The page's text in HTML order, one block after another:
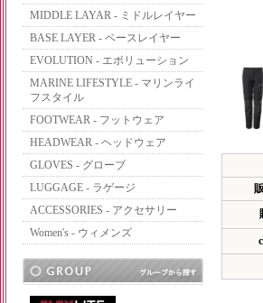
MIDDLE LAYAR - ミドルレイヤー
BASE LAYER - ベースレイヤー
EVOLUTION - エボリューション
MARINE LIFESTYLE - マリンライ
フスタイル
FOOTWEAR - フットウェア
HEADWEAR - ヘッドウェア
GLOVES - グローブ
LUGGAGE - ラゲージ
ACCESSORIES - アクセサリー
Women's - ウィメンズ